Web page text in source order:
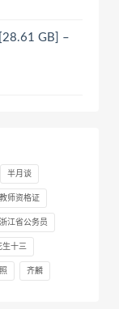
GB] –
半月谈
教师资格证
浙江省公务员
生十三
齐麟